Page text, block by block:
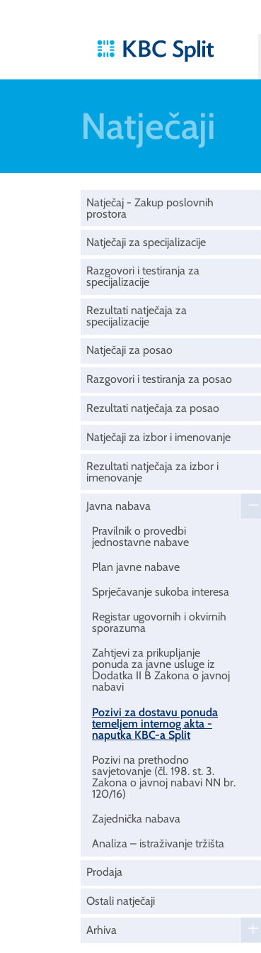
Natječaji
Natječaj - Zakup poslovnih
prostora
Natječaji za specijalizacije
Razgovori i testiranja za
specijalizacije
Rezultati natječaja za
specijalizacije
Natječaji za posao
Razgovori i testiranja za posao
Rezultati natječaja za posao
Natječaji za izbor i imenovanje
Rezultati natječaja za izbor i
imenovanje
Javna nabava
Pravilnik o provedbi
jednostavne nabave
Plan javne nabave
Sprječavanje sukoba interesa
Registar ugovornih i okvirnih
sporazuma
Zahtjevi za prikupljanje
ponuda za javne usluge iz
Dodatka II B Zakona o javnoj
nabavi
Pozivi za dostavu ponuda
temeljem internog akta -
naputka KBC-a Split
Pozivi na prethodno
savjetovanje (čl. 198. st. 3.
Zakona o javnoj nabavi NN br.
120/16)
Zajednička nabava
Analiza – istraživanje tržišta
Prodaja
Ostali natječaji
Arhiva